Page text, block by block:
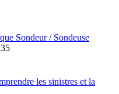
Sondeur / Sondeuse
les sinistres et la